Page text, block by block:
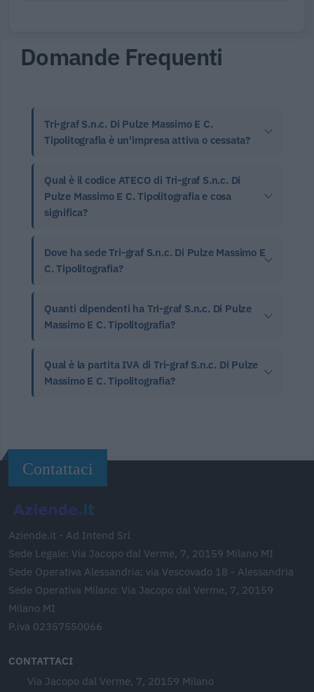
Domande Frequenti
Tri-graf S.n.c. Di Pulze Massimo E C.
Tipolitografia è un'impresa attiva o cessata?
Qual è il codice ATECO di Tri-graf S.n.c. Di
Pulze Massimo E C. Tipolitografia e cosa
significa?
Dove ha sede Tri-graf S.n.c. Di Pulze Massimo E
C. Tipolitografia?
Quanti dipendenti ha Tri-graf S.n.c. Di Pulze
Massimo E C. Tipolitografia?
Qual è la partita IVA di Tri-graf S.n.c. Di Pulze
Massimo E C. Tipolitografia?
Contattaci
Aziende.it - Ad Intend Srl
Sede Legale: Via Jacopo dal Verme, 7, 20159 Milano MI
Sede Operativa Alessandria: via Vescovado 18 - Alessandria
Sede Operativa Milano: Via Jacopo dal Verme, 7, 20159
Milano MI
P.iva 02357550066
CONTATTACI
Via Jacopo dal Verme, 7, 20159 Milano